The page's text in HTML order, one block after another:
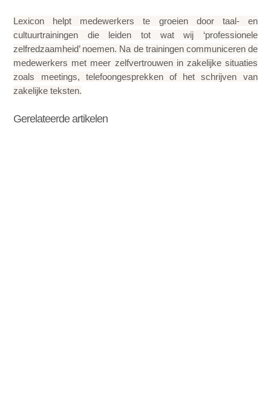
Lexicon helpt medewerkers te groeien door taal- en
cultuurtrainingen die leiden tot wat wij ‘professionele
zelfredzaamheid’ noemen. Na de trainingen communiceren de
medewerkers met meer zelfvertrouwen in zakelijke situaties
zoals meetings, telefoongesprekken of het schrijven van
zakelijke teksten.
Gerelateerde artikelen